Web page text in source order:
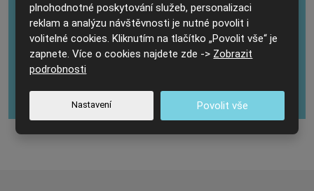
Nevěnujeme se pouze úklidu kanceláří. Hravě
zvládneme takéúklid školních prostor nebo úklid
panelových domů
Objednat úklidové služby
plnohodnotné poskytování služeb, personalizaci
reklam a analýzu návštěvnosti je nutné povolit i
volitelné cookies. Kliknutím na tlačítko „Povolit vše“ je
zapnete. Více o cookies najdete zde -> Zobrazit
podrobnosti
Nastavení Povolit vše